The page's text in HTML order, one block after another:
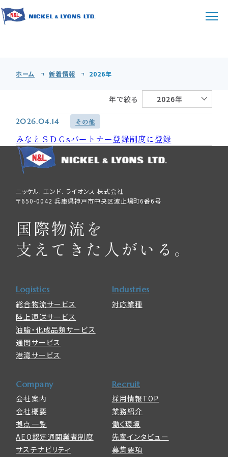
油脂・化成品類サービス
通関サービス
港湾サービス
対応業種
会社案内
会社概要
拠点一覧
サステナビリティ
新着情報
採用TOP
業務紹介
働く環境
先輩インタビュー
English
［受付時間］ 9:00〜17:00
無料見積もり
ホーム 新着情報 2026年
年で絞る 2026年
2026.04.14 その他
みなとＳＤＧsパートナー登録制度に登録
ニッケル. エンド. ライオンス 株式会社
〒650-0042 兵庫県神戸市中央区波止場町6番6号
国際物流を
支えてきた人がいる。
Logistics
総合物流サービス
陸上運送サービス
油脂・化成品類サービス
通関サービス
港湾サービス
Industries
対応業種
Company
会社案内
会社概要
拠点一覧
AEO認定通関業者制度
サステナビリティ
Recruit
採用情報TOP
業務紹介
働く環境
先輩インタビュー
募集要項